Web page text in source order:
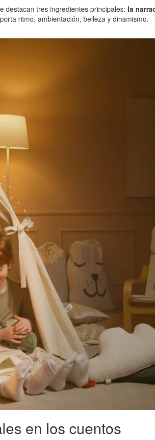
destacan tres ingredientes principales: la
ritmo, ambientación, belleza y dinamismo.
en los cuentos